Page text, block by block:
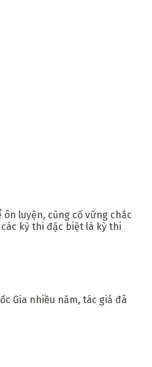
luyện, cũng cố vững chắc
kỳ thi đặc biệt là kỳ thi
Gia nhiều năm, tác giả đã